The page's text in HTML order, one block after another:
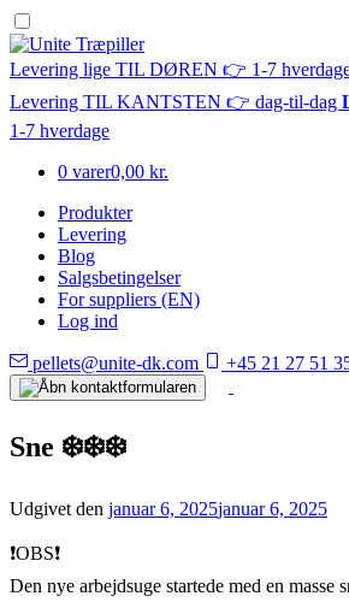
Levering lige TIL DØREN 👉 1-7
Levering TIL KANTSTEN 👉 dag-til-dag
1-7 hverdage
0 varer0,00 kr.
Produkter
Levering
Blog
Salgsbetingelser
For suppliers (EN)
Log ind
pellets@unite-dk.com +45 21 27 51
Sne ❄️❄️❄️
Udgivet den januar 6, 2025januar 6, 2025
❗️OBS❗️
Den nye arbejdsuge startede med en